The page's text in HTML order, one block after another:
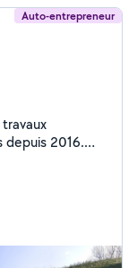
Auto-entrepreneur
depuis 2016.
santé de vos